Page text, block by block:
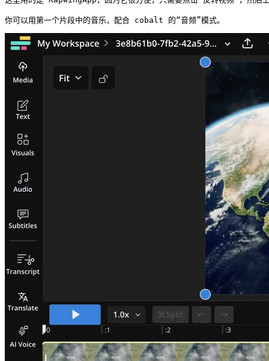
你可以用第一个片段中的音乐，配合 cobalt 的“音频”模式。